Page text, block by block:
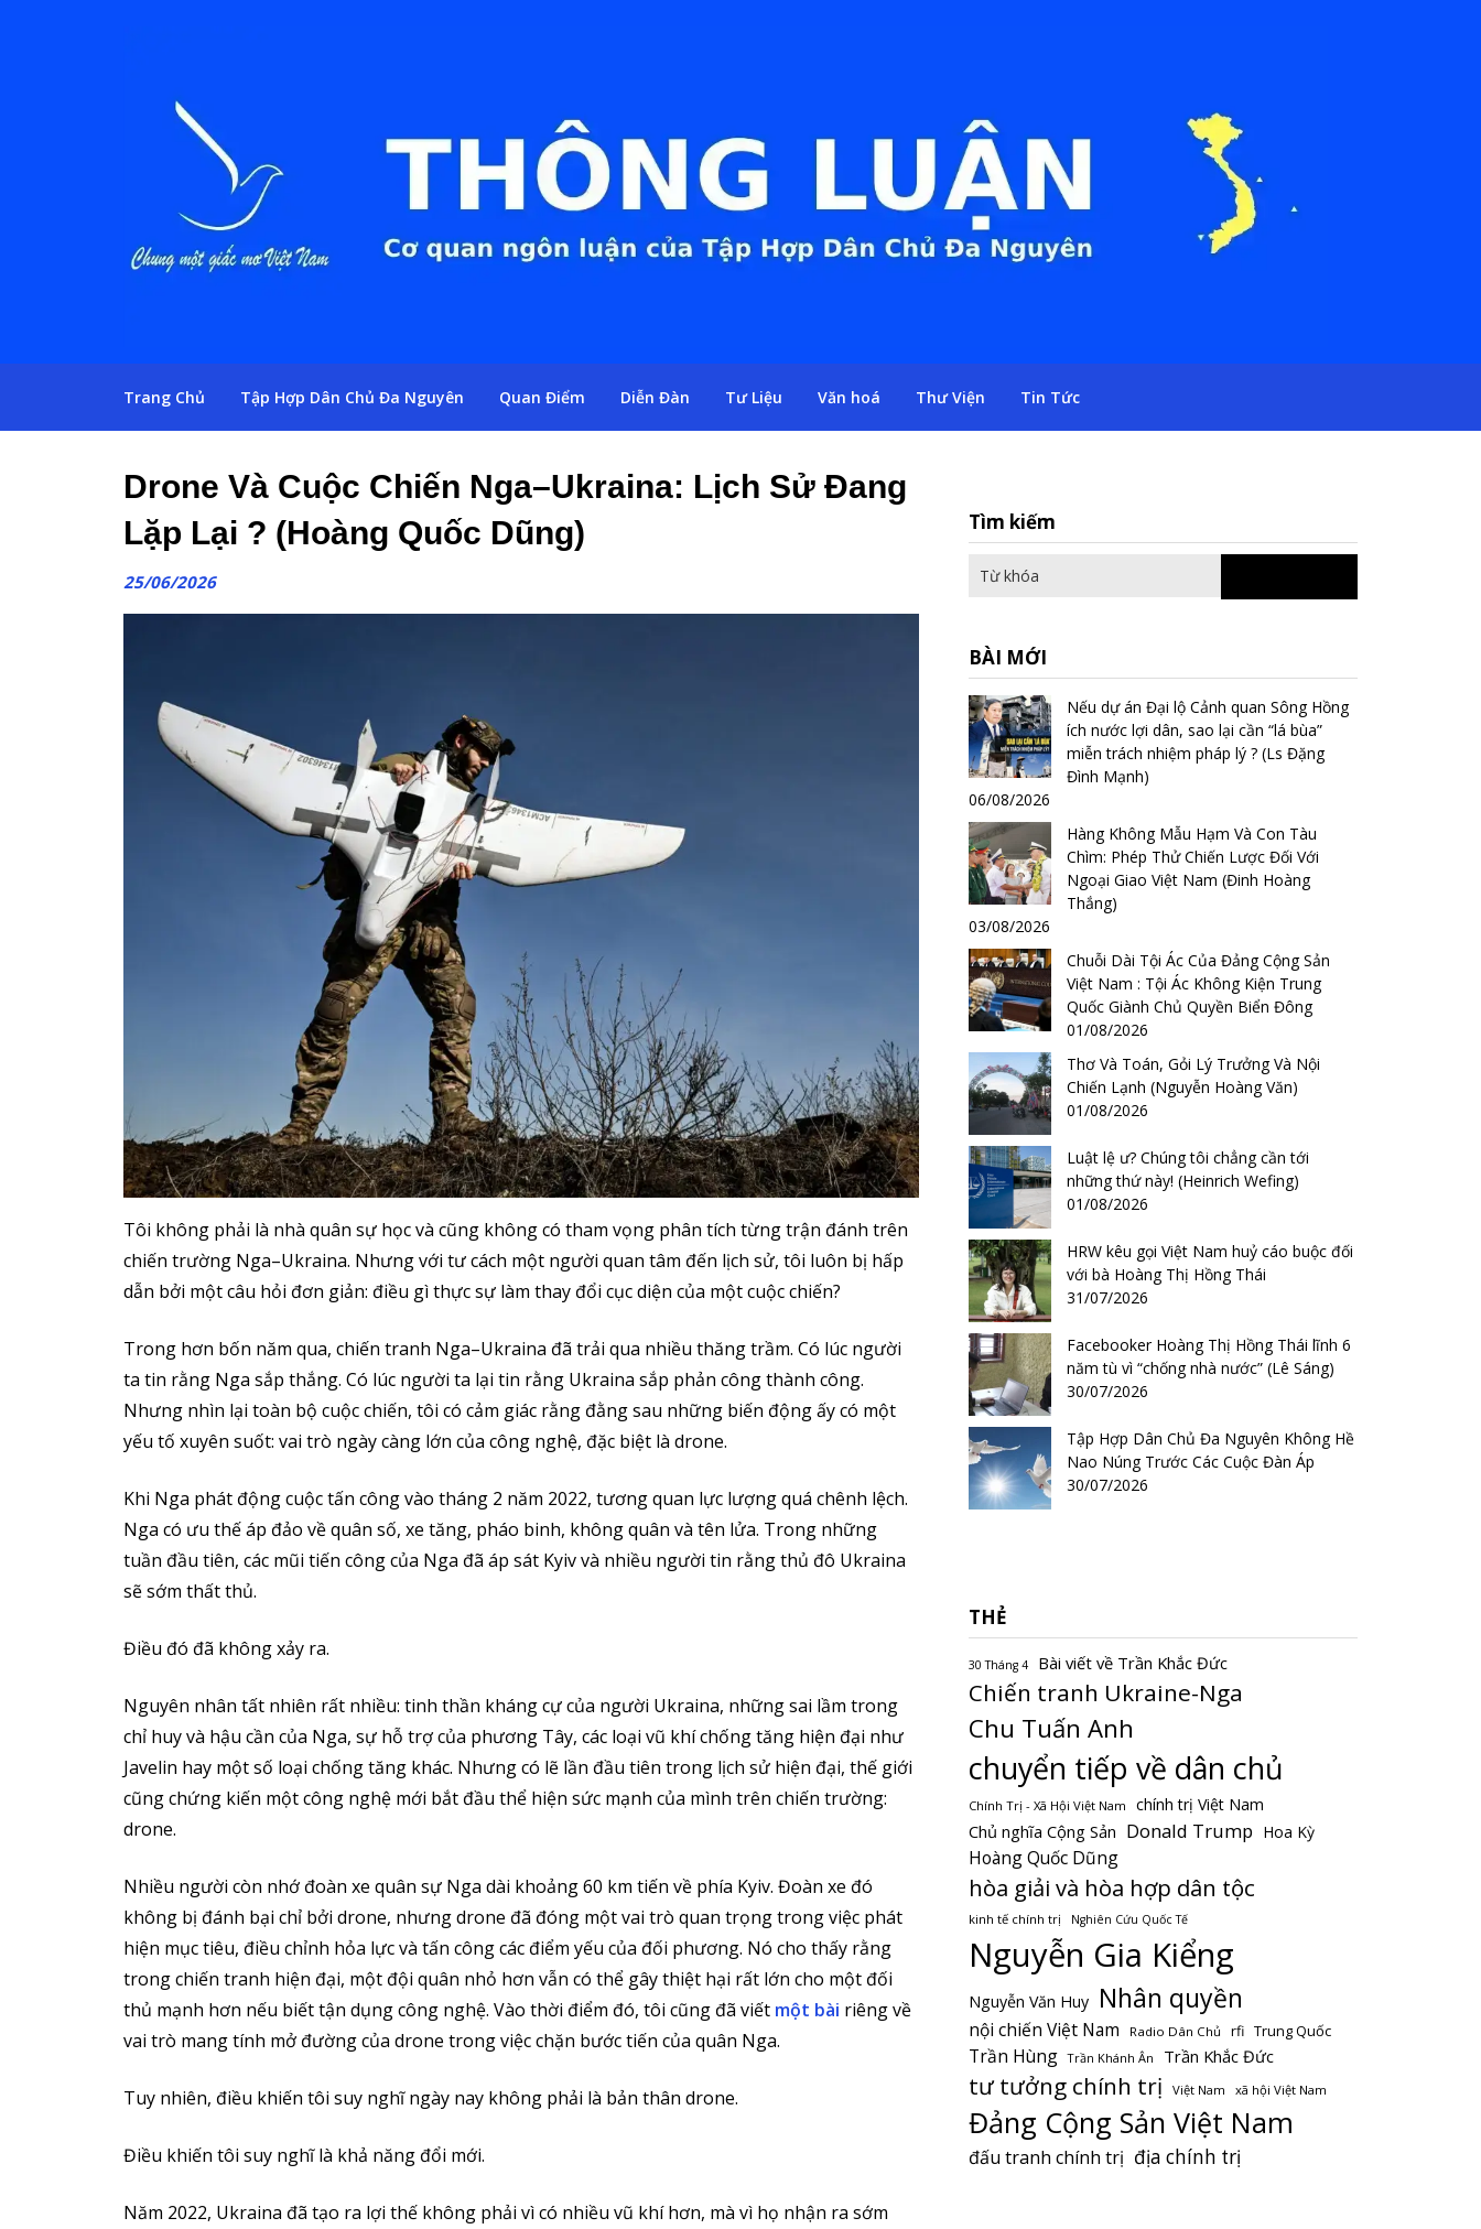
Trang Chủ Tập Hợp Dân Chủ Đa Nguyên Quan Điểm Diễn Đàn Tư Liệu Văn hoá Thư Viện Tin Tức
Drone Và Cuộc Chiến Nga–Ukraina: Lịch Sử Đang
Lặp Lại ? (Hoàng Quốc Dũng)
25/06/2026
Tôi không phải là nhà quân sự học và cũng không có tham vọng phân tích từng trận đánh trên
chiến trường Nga–Ukraina. Nhưng với tư cách một người quan tâm đến lịch sử, tôi luôn bị hấp
dẫn bởi một câu hỏi đơn giản: điều gì thực sự làm thay đổi cục diện của một cuộc chiến?
Trong hơn bốn năm qua, chiến tranh Nga–Ukraina đã trải qua nhiều thăng trầm. Có lúc người
ta tin rằng Nga sắp thắng. Có lúc người ta lại tin rằng Ukraina sắp phản công thành công.
Nhưng nhìn lại toàn bộ cuộc chiến, tôi có cảm giác rằng đằng sau những biến động ấy có một
yếu tố xuyên suốt: vai trò ngày càng lớn của công nghệ, đặc biệt là drone.
Khi Nga phát động cuộc tấn công vào tháng 2 năm 2022, tương quan lực lượng quá chênh lệch.
Nga có ưu thế áp đảo về quân số, xe tăng, pháo binh, không quân và tên lửa. Trong những
tuần đầu tiên, các mũi tiến công của Nga đã áp sát Kyiv và nhiều người tin rằng thủ đô Ukraina
sẽ sớm thất thủ.
Điều đó đã không xảy ra.
Nguyên nhân tất nhiên rất nhiều: tinh thần kháng cự của người Ukraina, những sai lầm trong
chỉ huy và hậu cần của Nga, sự hỗ trợ của phương Tây, các loại vũ khí chống tăng hiện đại như
Javelin hay một số loại chống tăng khác. Nhưng có lẽ lần đầu tiên trong lịch sử hiện đại, thế giới
cũng chứng kiến một công nghệ mới bắt đầu thể hiện sức mạnh của mình trên chiến trường:
drone.
Nhiều người còn nhớ đoàn xe quân sự Nga dài khoảng 60 km tiến về phía Kyiv. Đoàn xe đó
không bị đánh bại chỉ bởi drone, nhưng drone đã đóng một vai trò quan trọng trong việc phát
hiện mục tiêu, điều chỉnh hỏa lực và tấn công các điểm yếu của đối phương. Nó cho thấy rằng
trong chiến tranh hiện đại, một đội quân nhỏ hơn vẫn có thể gây thiệt hại rất lớn cho một đối
thủ mạnh hơn nếu biết tận dụng công nghệ. Vào thời điểm đó, tôi cũng đã viết một bài riêng về
vai trò mang tính mở đường của drone trong việc chặn bước tiến của quân Nga.
Tuy nhiên, điều khiến tôi suy nghĩ ngày nay không phải là bản thân drone.
Điều khiến tôi suy nghĩ là khả năng đổi mới.
Năm 2022, Ukraina đã tạo ra lợi thế không phải vì có nhiều vũ khí hơn, mà vì họ nhận ra sớm
Tìm kiếm
for:
BÀI MỚI
Nếu dự án Đại lộ Cảnh quan Sông Hồng
ích nước lợi dân, sao lại cần “lá bùa”
miễn trách nhiệm pháp lý ? (Ls Đặng
Đình Mạnh)
06/08/2026
Hàng Không Mẫu Hạm Và Con Tàu
Chìm: Phép Thử Chiến Lược Đối Với
Ngoại Giao Việt Nam (Đinh Hoàng
Thắng)
03/08/2026
Chuỗi Dài Tội Ác Của Đảng Cộng Sản
Việt Nam : Tội Ác Không Kiện Trung
Quốc Giành Chủ Quyền Biển Đông
01/08/2026
Thơ Và Toán, Gỏi Lý Trưởng Và Nội
Chiến Lạnh (Nguyễn Hoàng Văn)
01/08/2026
Luật lệ ư? Chúng tôi chẳng cần tới
những thứ này! (Heinrich Wefing)
01/08/2026
HRW kêu gọi Việt Nam huỷ cáo buộc đối
với bà Hoàng Thị Hồng Thái
31/07/2026
Facebooker Hoàng Thị Hồng Thái lĩnh 6
năm tù vì “chống nhà nước” (Lê Sáng)
30/07/2026
Tập Hợp Dân Chủ Đa Nguyên Không Hề
Nao Núng Trước Các Cuộc Đàn Áp
30/07/2026
THẺ
30 Tháng 4 Bài viết về Trần Khắc Đức
Chiến tranh Ukraine-Nga
Chu Tuấn Anh
chuyển tiếp về dân chủ
Chính Trị - Xã Hội Việt Nam chính trị Việt Nam
Chủ nghĩa Cộng Sản Donald Trump Hoa Kỳ
Hoàng Quốc Dũng
hòa giải và hòa hợp dân tộc
kinh tế chính trị Nghiên Cứu Quốc Tế
Nguyễn Gia Kiểng
Nguyễn Văn Huy Nhân quyền
nội chiến Việt Nam Radio Dân Chủ rfi Trung Quốc
Trần Hùng Trần Khánh Ân Trần Khắc Đức
tư tưởng chính trị Việt Nam xã hội Việt Nam
Đảng Cộng Sản Việt Nam
đấu tranh chính trị địa chính trị